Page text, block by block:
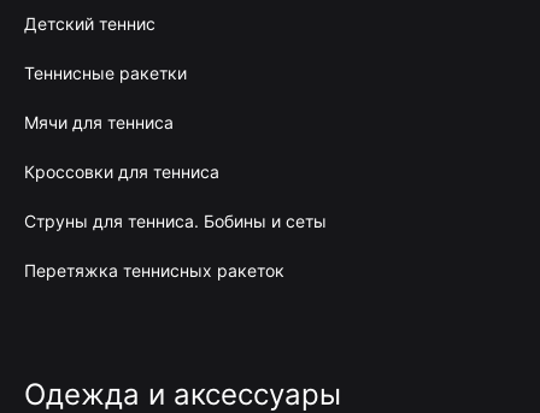
Детский теннис
Теннисные ракетки
Мячи для тенниса
Кроссовки для тенниса
Струны для тенниса. Бобины и сеты
Перетяжка теннисных ракеток
Одежда и аксессуары